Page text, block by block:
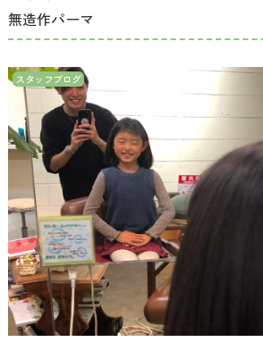
無造作パーマ
スタッフブログ